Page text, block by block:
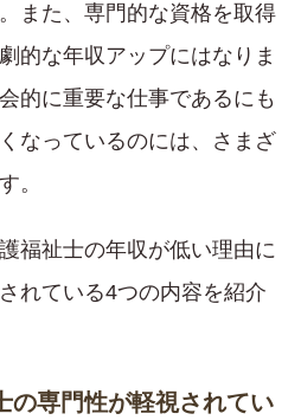
また、専門的な資格を取得
的な年収アップにはなりま
的に重要な仕事であるにも
なっているのには、さまざ
。
福祉士の年収が低い理由に
れている4つの内容を紹介
の専門性が軽視されてい